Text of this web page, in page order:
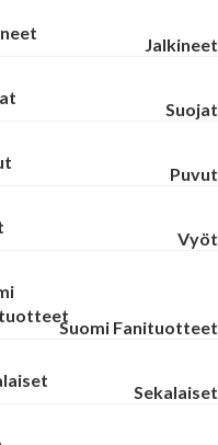
Jalkineet
Suojat
Puvut
Vyöt
Suomi Fanituotteet
Sekalaiset